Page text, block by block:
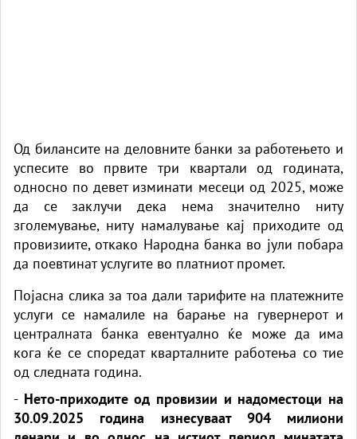
Од билансите на деловните банки за работењето и
успесите во првите три квартали од годината,
односно по девет изминати месеци од 2025, може
да се заклучи дека нема значително ниту
зголемување, ниту намалување кај приходите од
провизиите, откако Народна банка во јули побара
да поевтинат услугите во платниот промет.
Појасна слика за тоа дали тарифите на платежните
услуги се намалиле на барање на гувернерот и
централната банка евентуално ќе може да има
кога ќе се споредат кварталните работења со тие
од следната година.
- Нето-приходите од провизии и надоместоци на
30.09.2025 година изнесуваат 904 милиони